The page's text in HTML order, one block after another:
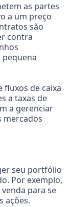
as partes
a um preço
são
contra
pequena
fluxos de caixa
a taxas de
a gerenciar
mercados
seu portfólio
Por exemplo,
para se
ações.